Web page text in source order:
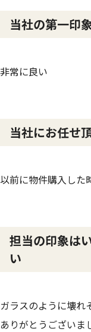
当社の第一印
非常に良い
当社にお任せ
以前に物件購入した
担当の印象は
い
ガラスのように壊
ありがとうございま